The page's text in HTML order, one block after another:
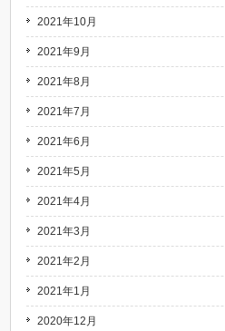
2021年10月
2021年9月
2021年8月
2021年7月
2021年6月
2021年5月
2021年4月
2021年3月
2021年2月
2021年1月
2020年12月